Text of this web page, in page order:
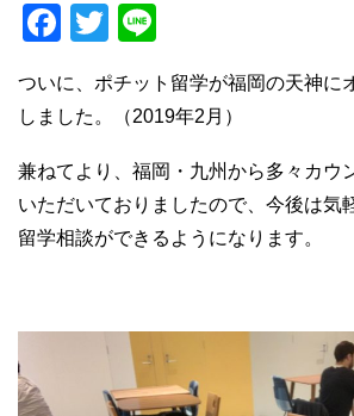
F
c
e
b
o
o
T
tt
er
e
ついに、ポチット留学が福岡の天神に
しました。（2019年2月）
兼ねてより、福岡・九州から多々カウ
いただいておりましたので、今後は気
留学相談ができるようになります。